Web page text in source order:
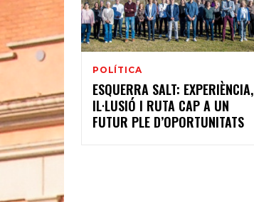
POLÍTICA
ESQUERRA SALT: EXPERIÈNCIA,
IL·LUSIÓ I RUTA CAP A UN
FUTUR PLE D’OPORTUNITATS